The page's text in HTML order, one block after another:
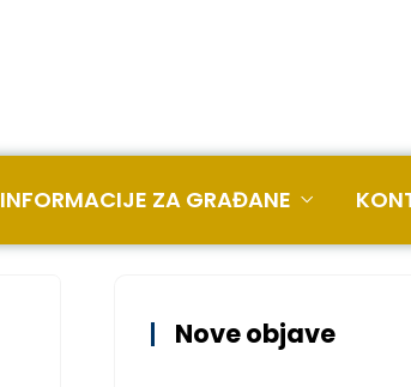
INFORMACIJE ZA GRAĐANE
Nove objave